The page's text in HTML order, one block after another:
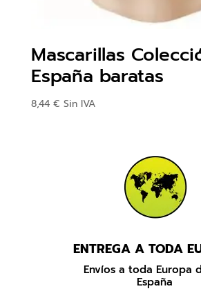
Mascarillas
España baratas
8,44 € Sin IVA
ENTREGA A TODA
Envíos a toda Europa
España